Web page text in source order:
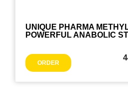
UNIQUE PHARMA
POWERFUL ANABOLIC
ORDER